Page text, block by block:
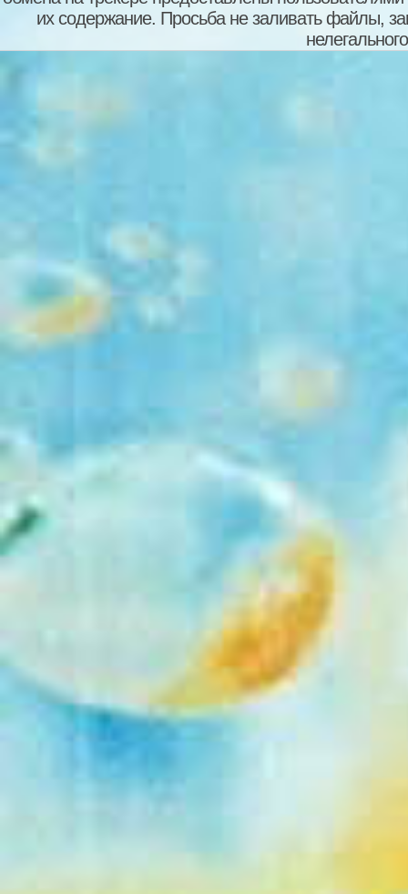
их содержание. Просьба не заливать файлы,